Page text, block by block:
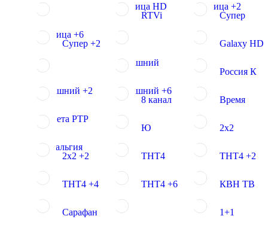
Пятница HD
Пятница +2
Пятница +6
RTVi Супер
Супер +2
Домашний
Galaxy HD
Домашний +2 Домашний +6
Россия К
Планета РТР
8 канал Время
Ностальгия
Ю 2х2
2х2 +2 ТНТ4 ТНТ4 +2
ТНТ4 +4 ТНТ4 +6 КВН ТВ
Сарафан
1+1